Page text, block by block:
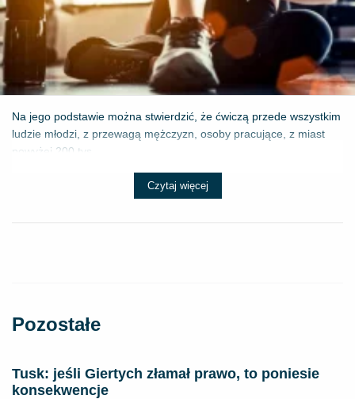
Na jego podstawie można stwierdzić, że ćwiczą przede wszystkim
ludzie młodzi, z przewagą mężczyzn, osoby pracujące, z miast
powyżej 200 tys...
Czytaj więcej
Pozostałe
Tusk: jeśli Giertych złamał prawo, to poniesie
konsekwencje